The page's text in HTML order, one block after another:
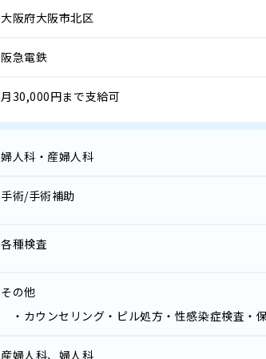
大阪府大阪市北区
阪急電鉄
月30,000円まで支給可
婦人科・産婦人科
手術/手術補助
各種検査
その他
・カウンセリング・ピル処方・性感染症検査・
産婦人科、婦人科